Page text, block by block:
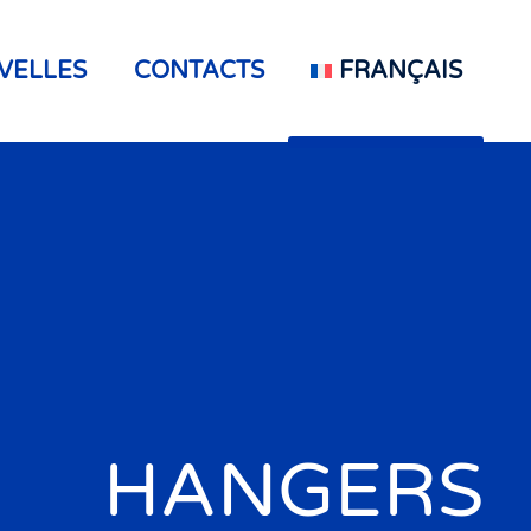
CONTACTS FRANÇAIS
HANGERS